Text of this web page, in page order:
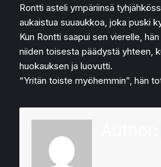
Rontti asteli ympäriinsä
aukaistua suuaukkoa, joka puski
Kun Rontti saapui sen vierelle,
niiden toisesta päädystä yhteen,
huokauksen ja luovutti.
“Yritän toiste myöhemmin”, hän